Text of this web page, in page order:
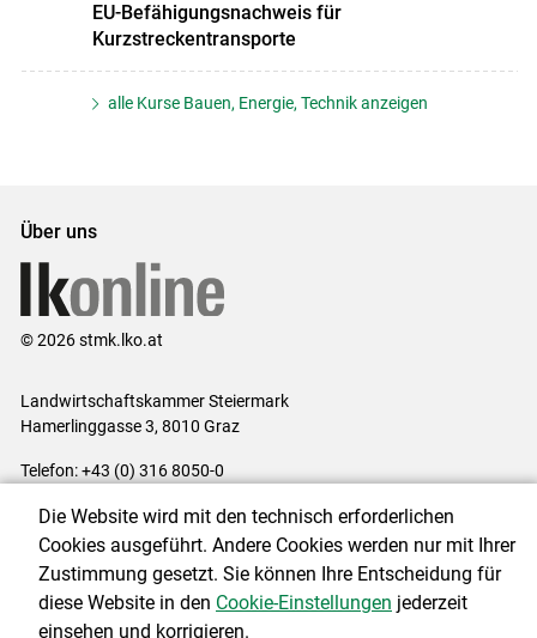
EU-Befähigungsnachweis für
Kurzstreckentransporte
alle Kurse Bauen, Energie, Technik anzeigen
Über uns
© 2026 stmk.lko.at
Landwirtschaftskammer Steiermark
Hamerlinggasse 3, 8010 Graz
Telefon: +43 (0) 316 8050-0
Impressum|Kontakt|Datenschutzerklärung|Barrierefreiheit|
Cookie-Einstellungen
Die Website wird mit den technisch erforderlichen
Cookies ausgeführt. Andere Cookies werden nur mit Ihrer
Zustimmung gesetzt. Sie können Ihre Entscheidung für
diese Website in den Cookie-Einstellungen jederzeit
einsehen und korrigieren.